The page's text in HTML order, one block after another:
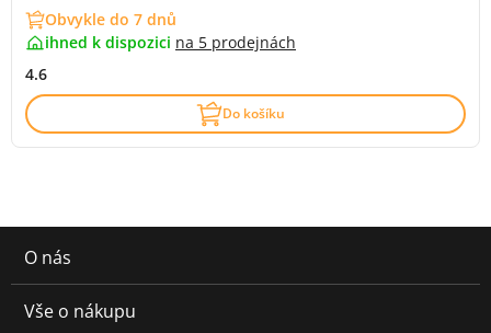
Obvykle do 7 dnů
ihned k dispozici na 5 prodejnách
4.6
Do košíku
O nás
Vše o nákupu